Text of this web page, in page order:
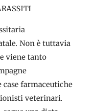
Non è tuttavia
viene tanto
case farmaceutiche
veterinari.